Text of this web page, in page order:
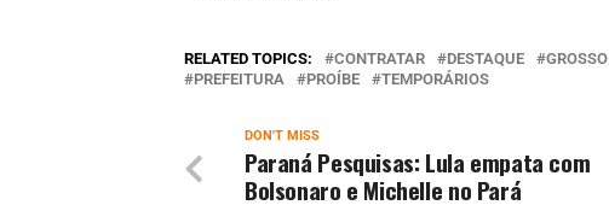
RELATED TOPICS: CONTRATAR DESTAQUE GROSSO
PREFEITURA
PROÍBE TEMPORÁRIOS
DON'T MISS
Paraná Pesquisas: Lula empata com
Bolsonaro e Michelle no Pará